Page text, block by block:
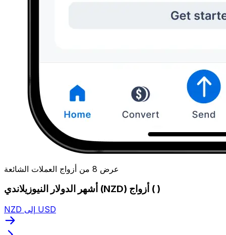
عرض 8 من أزواج العملات الشائعة
أشهر الدولار النيوزيلاندي (NZD) أزواج ( )
NZD إلى USD